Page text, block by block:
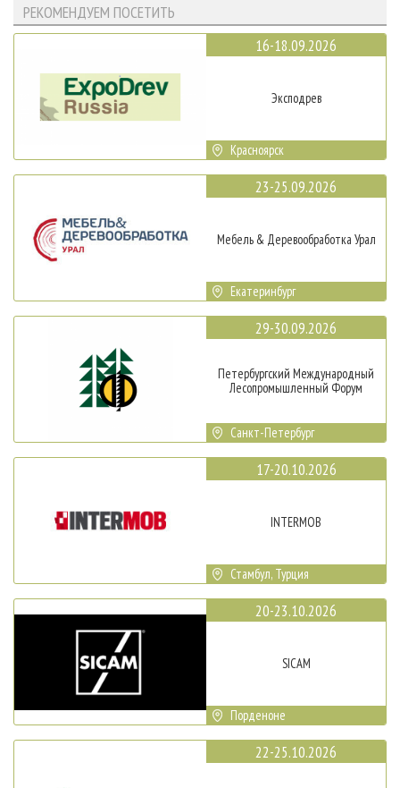
РЕКОМЕНДУЕМ ПОСЕТИТЬ
16-18.09.2026
Эксподрев
Красноярск
23-25.09.2026
Мебель & Деревообработка Урал
Екатеринбург
29-30.09.2026
Петербургский Международный
Лесопромышленный Форум
Санкт-Петербург
17-20.10.2026
INTERMOB
Стамбул, Турция
20-23.10.2026
SICAM
Порденоне
22-25.10.2026